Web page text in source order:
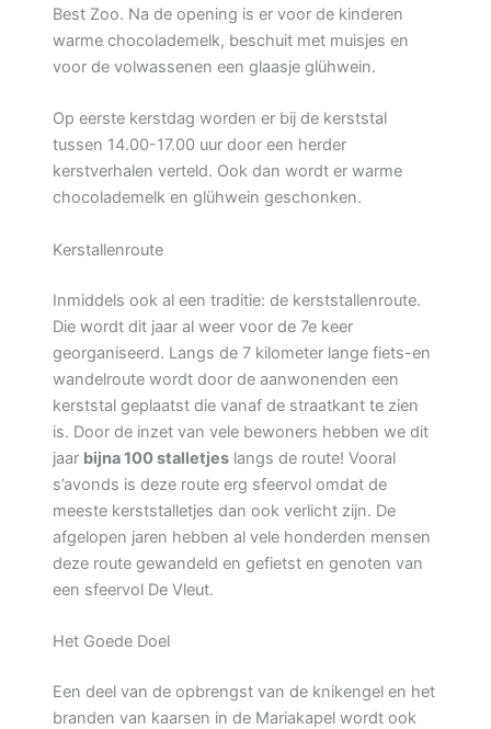
Best Zoo. Na de opening is er voor de kinderen
warme chocolademelk, beschuit met muisjes en
voor de volwassenen een glaasje glühwein.
Op eerste kerstdag worden er bij de kerststal
tussen 14.00-17.00 uur door een herder
kerstverhalen verteld. Ook dan wordt er warme
chocolademelk en glühwein geschonken.
Kerstallenroute
Inmiddels ook al een traditie: de kerststallenroute.
Die wordt dit jaar al weer voor de 7e keer
georganiseerd. Langs de 7 kilometer lange fiets-en
wandelroute wordt door de aanwonenden een
kerststal geplaatst die vanaf de straatkant te zien
is. Door de inzet van vele bewoners hebben we dit
jaar bijna 100 stalletjes langs de route! Vooral
s’avonds is deze route erg sfeervol omdat de
meeste kerststalletjes dan ook verlicht zijn. De
afgelopen jaren hebben al vele honderden mensen
deze route gewandeld en gefietst en genoten van
een sfeervol De Vleut.
Het Goede Doel
Een deel van de opbrengst van de knikengel en het
branden van kaarsen in de Mariakapel wordt ook